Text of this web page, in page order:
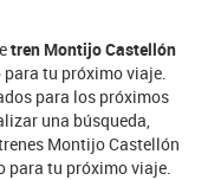
tren Montijo Castellón
tu próximo viaje.
para los próximos
una búsqueda,
Montijo Castellón
para tu próximo viaje.